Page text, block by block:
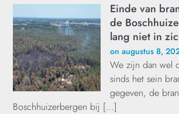
Einde van
de
lang niet in
on augustus 8,
We zijn dan wel
sinds het sein
gegeven, de
Boschhuizerbergen bij […]